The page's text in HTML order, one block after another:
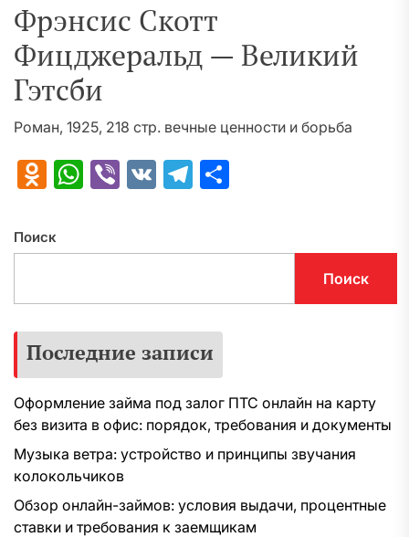
Фрэнсис Скотт
Фицджеральд — Великий
Гэтсби
Роман, 1925, 218 стр. вечные ценности и борьба
Odnoklassniki
WhatsApp
Viber
VK Telegram
Поиск
Поиск
Последние записи
Оформление займа под залог ПТС онлайн на карту
без визита в офис: порядок, требования и документы
Музыка ветра: устройство и принципы звучания
колокольчиков
Обзор онлайн-займов: условия выдачи, процентные
ставки и требования к заемщикам